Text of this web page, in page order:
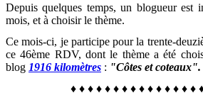
Depuis quelques temps, un blogueur est
mois, et à choisir le thème.
Ce mois-ci, je participe pour la trente-
ce 46ème RDV, dont le thème a été
blog 1916 kilomètres : "Côtes et coteaux".
♦ ♦ ♦ ♦ ♦ ♦ ♦ ♦ ♦ ♦ ♦ ♦ ♦ ♦ ♦